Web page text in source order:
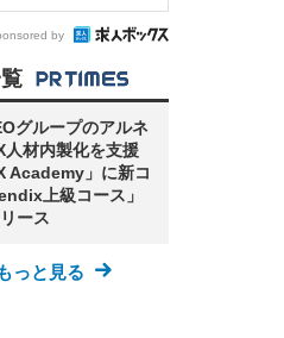
by
グループのアルネ
人材内製化を支援
Academy」に新コ
上級コース」
ース
っと見る